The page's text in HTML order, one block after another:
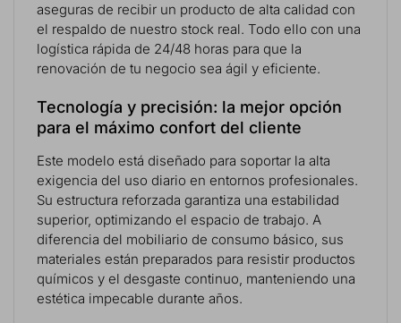
aseguras de recibir un producto de alta calidad con
el respaldo de nuestro stock real. Todo ello con una
logística rápida de 24/48 horas para que la
renovación de tu negocio sea ágil y eficiente.
Tecnología y precisión: la mejor opción
para el máximo confort del cliente
Este modelo está diseñado para soportar la alta
exigencia del uso diario en entornos profesionales.
Su estructura reforzada garantiza una estabilidad
superior, optimizando el espacio de trabajo. A
diferencia del mobiliario de consumo básico, sus
materiales están preparados para resistir productos
químicos y el desgaste continuo, manteniendo una
estética impecable durante años.